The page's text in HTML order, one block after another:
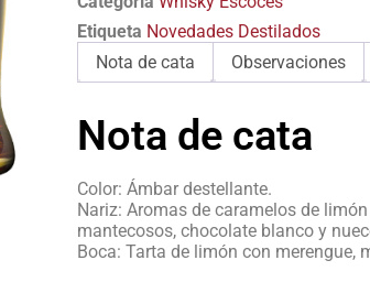
Etiqueta Novedades Destilados
Nota de cata
Observaciones
Nota de cata
Color: Ámbar destellante.
Nariz: Aromas de caramelos de
mantecosos, chocolate blanco y
Boca: Tarta de limón con merengue,